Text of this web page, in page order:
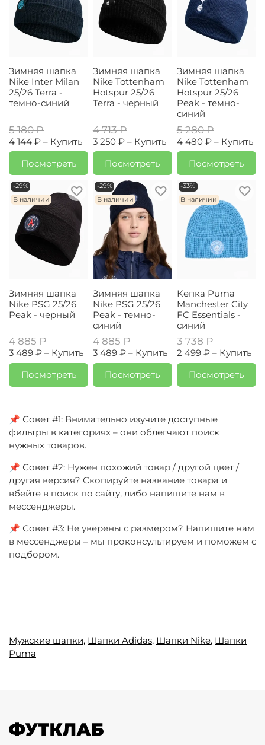
Зимняя шапка
Nike Inter Milan
25/26 Terra -
темно-синий
5 180 ₽
4 144 ₽ – Купить
Посмотреть
Зимняя шапка
Nike Tottenham
Hotspur 25/26
Terra - черный
4 713 ₽
3 250 ₽ – Купить
Посмотреть
Зимняя шапка
Nike Tottenham
Hotspur 25/26
Peak - темно-
синий
5 280 ₽
4 480 ₽ – Купить
Посмотреть
-29%
В наличии
Зимняя шапка
Nike PSG 25/26
Peak - черный
4 885 ₽
3 489 ₽ – Купить
Посмотреть
-29%
В наличии
Зимняя шапка
Nike PSG 25/26
Peak - темно-
синий
4 885 ₽
3 489 ₽ – Купить
Посмотреть
-33%
В наличии
Кепка Puma
Manchester City
FC Essentials -
синий
3 738 ₽
2 499 ₽ – Купить
Посмотреть
📌 Совет #1: Внимательно изучите доступные
фильтры в категориях – они облегчают поиск
нужных товаров.
📌 Совет #2: Нужен похожий товар / другой цвет /
другая версия? Скопируйте название товара и
вбейте в поиск по сайту, либо напишите нам в
мессенджеры.
📌 Совет #3: Не уверены с размером? Напишите нам
в мессенджеры – мы проконсультируем и поможем с
подбором.
Мужские шапки, Шапки Adidas, Шапки Nike, Шапки
Puma